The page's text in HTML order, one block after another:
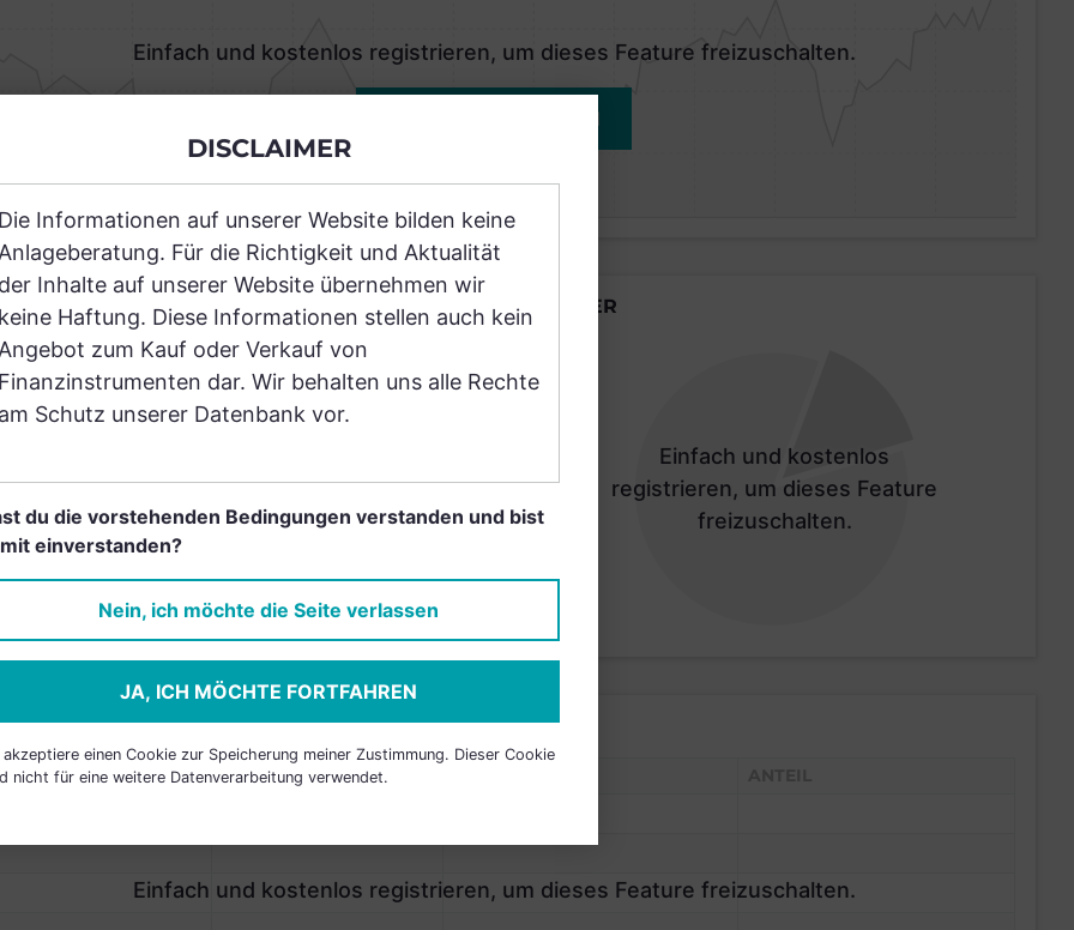
Einfach und kostenlos registrieren, um dieses Feature freizuschalten.
JETZT ANMELDEN
registrieren, um dieses Feature
freizuschalten.
LÄNDER
Einfach und kostenlos
registrieren, um dieses Feature
freizuschalten.
HOLDINGS
Einfach und kostenlos registrieren, um dieses Feature freizuschalten.
LAND
DISCLAIMER
Die Informationen auf unserer Website bilden keine
Anlageberatung. Für die Richtigkeit und Aktualität
der Inhalte auf unserer Website übernehmen wir
keine Haftung. Diese Informationen stellen auch kein
Angebot zum Kauf oder Verkauf von
Finanzinstrumenten dar. Wir behalten uns alle Rechte
am Schutz unserer Datenbank vor.
du die vorstehenden Bedingungen verstanden und bist
einverstanden?
Nein, ich möchte die Seite verlassen
JA, ICH MÖCHTE FORTFAHREN
akzeptiere einen Cookie zur Speicherung meiner Zustimmung. Dieser Cookie
nicht für eine weitere Datenverarbeitung verwendet.